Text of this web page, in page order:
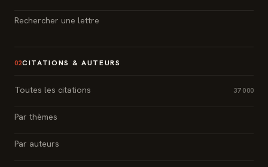
Rechercher une lettre
02CITATIONS & AUTEURS
Toutes les citations 37 000
Par thèmes
Par auteurs